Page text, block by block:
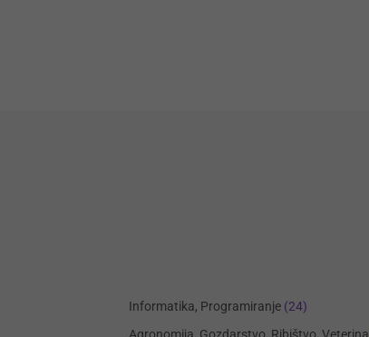
Informatika, Programiranje (24)
Agronomija, Gozdarstvo, Ribištvo, Veterina